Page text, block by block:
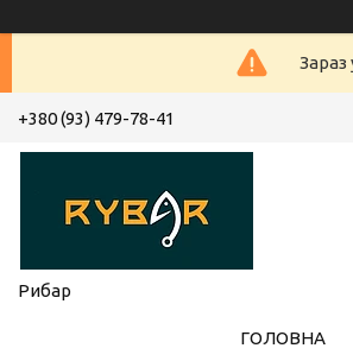
Зараз
+380 (93) 479-78-41
Рибар
ГОЛОВНА